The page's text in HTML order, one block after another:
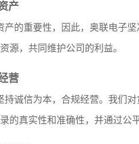
产
产的重要性，因此，奥联电子
源，共同维护公司的利益。
营
持诚信为本，合规经营。我们
的真实性和准确性，并通过公